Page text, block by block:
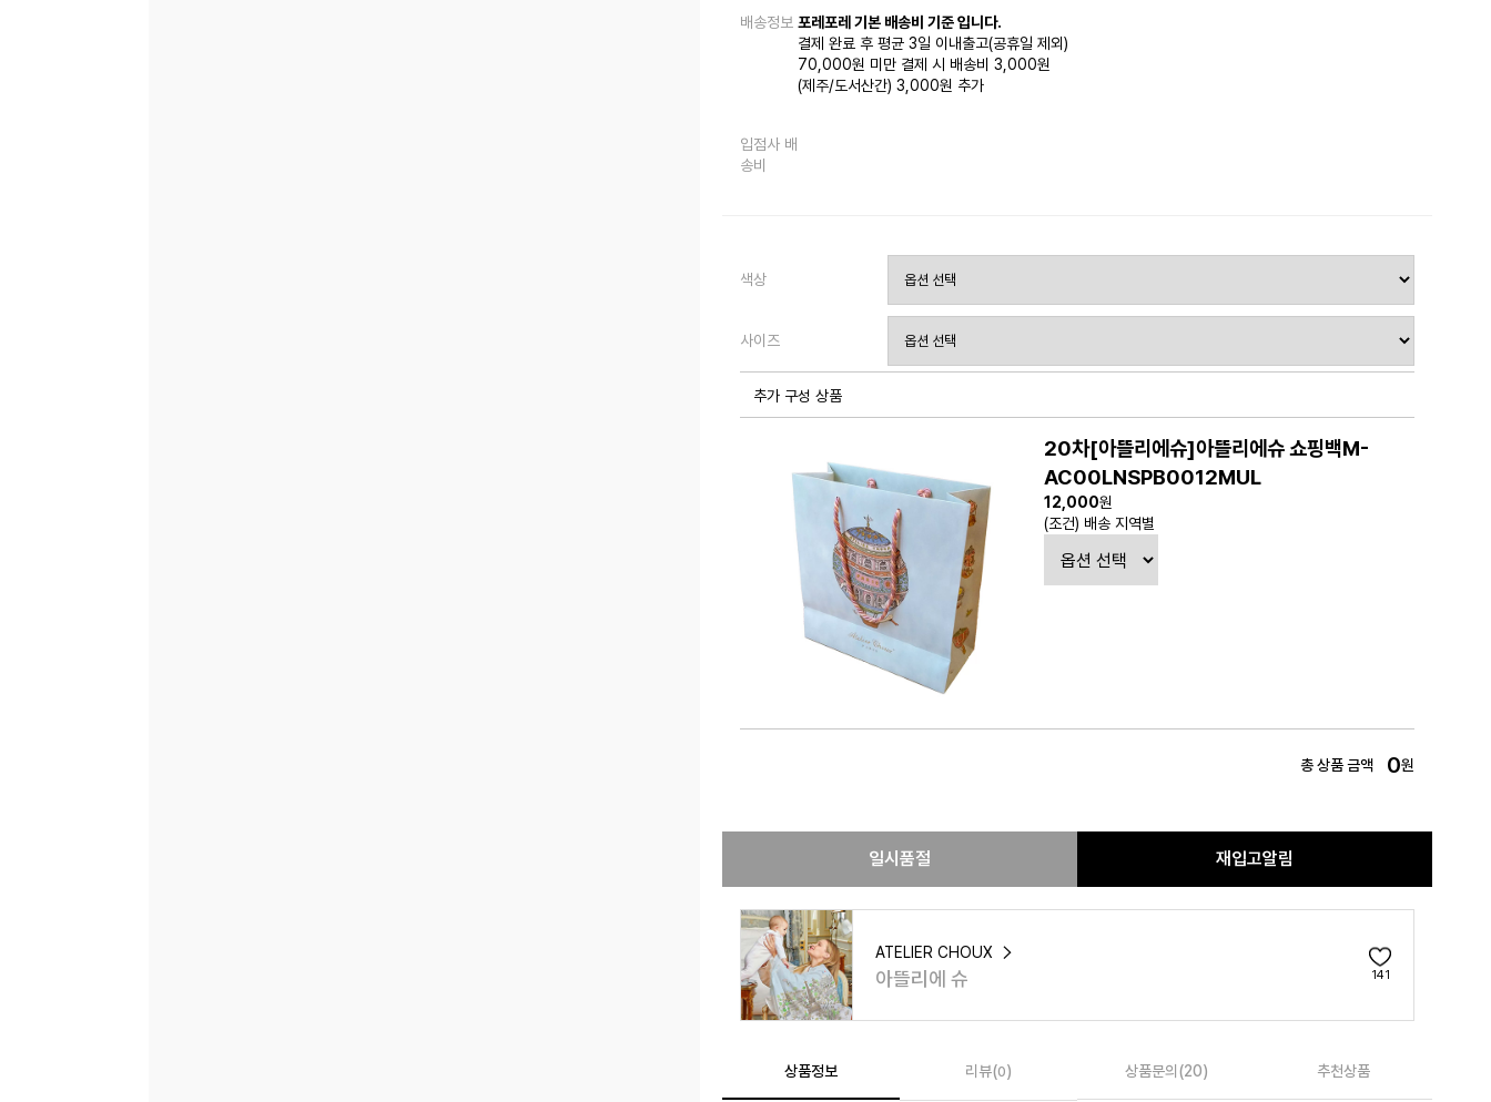
배송정보 포레포레 기본 배송비 기준 입니다.
결제 완료 후 평균 3일 이내출고(공휴일 제외)
70,000원 미만 결제 시 배송비 3,000원
(제주/도서산간) 3,000원 추가
입점사 배
송비
색상
사이즈
추가 구성 상품
20차[아뜰리에슈]아뜰리에슈 쇼핑백M-
AC00LNSPB0012MUL
12,000원
(조건) 배송 지역별
총 상품 금액 0원
일시품절 재입고알림
ATELIER CHOUX
아뜰리에 슈 141
상품정보 리뷰(0) 상품문의(20) 추천상품